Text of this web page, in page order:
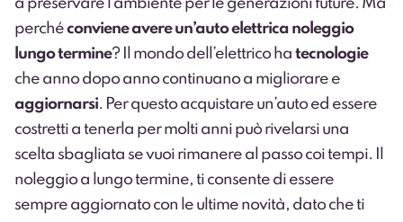
a preservare l’ambiente per le generazioni future. Ma
perchéconviene avere un’auto elettrica noleggio
lungo termine? Il mondo dell’elettrico ha tecnologie
che anno dopo anno continuano a migliorare e
aggiornarsi. Per questo acquistare un’auto ed essere
costretti a tenerla per molti anni può rivelarsi una
scelta sbagliata se vuoi rimanere al passo coi tempi. Il
noleggio a lungo termine, ti consente di essere
sempre aggiornato con le ultime novità, dato che ti